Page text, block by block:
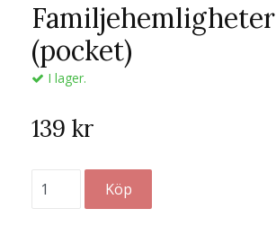
Familjehemligheter
(pocket)
I lager.
139 kr